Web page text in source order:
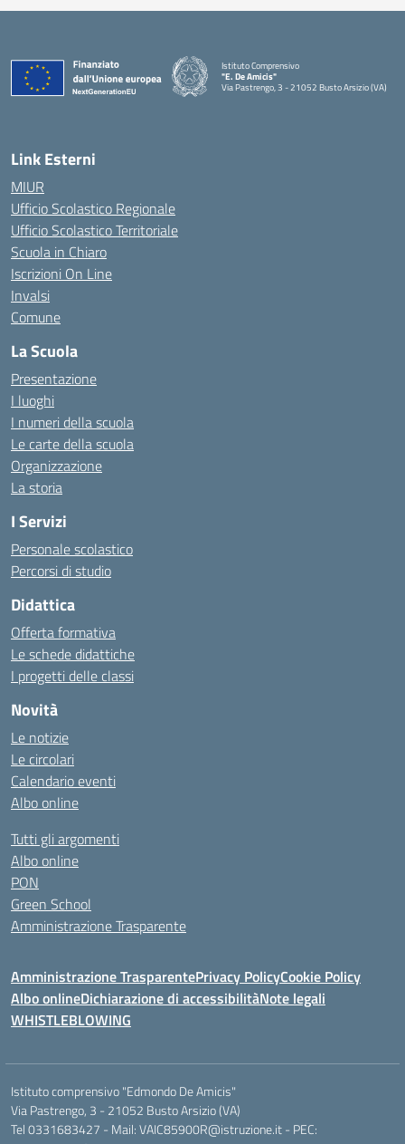
Istituto Comprensivo
"E. De Amicis"
Via Pastrengo, 3 - 21052 Busto Arsizio (VA)
Link Esterni
MIUR
Ufficio Scolastico Regionale
Ufficio Scolastico Territoriale
Scuola in Chiaro
Iscrizioni On Line
Invalsi
Comune
La Scuola
Presentazione
I luoghi
I numeri della scuola
Le carte della scuola
Organizzazione
La storia
I Servizi
Personale scolastico
Percorsi di studio
Didattica
Offerta formativa
Le schede didattiche
I progetti delle classi
Novità
Le notizie
Le circolari
Calendario eventi
Albo online
Tutti gli argomenti
Albo online
PON
Green School
Amministrazione Trasparente
Amministrazione TrasparentePrivacy PolicyCookie Policy
Albo onlineDichiarazione di accessibilitàNote legali
WHISTLEBLOWING
Istituto comprensivo "Edmondo De Amicis"
Via Pastrengo, 3 - 21052 Busto Arsizio (VA)
Tel 0331683427 - Mail: VAIC85900R@istruzione.it - PEC: